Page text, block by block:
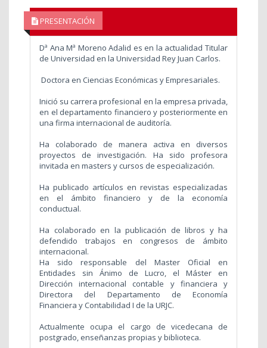
PRESENTACIÓN
Dª Ana Mª Moreno Adalid es en la actualidad Titular
de Universidad en la Universidad Rey Juan Carlos.
Doctora en Ciencias Económicas y Empresariales.
Inició su carrera profesional en la empresa privada,
en el departamento financiero y posteriormente en
una firma internacional de auditoría.
Ha colaborado de manera activa en diversos
proyectos de investigación. Ha sido profesora
invitada en masters y cursos de especialización.
Ha publicado artículos en revistas especializadas
en el ámbito financiero y de la economía
conductual.
Ha colaborado en la publicación de libros y ha
defendido trabajos en congresos de ámbito
internacional.
Ha sido responsable del Master Oficial en
Entidades sin Ánimo de Lucro, el Máster en
Dirección internacional contable y financiera y
Directora del Departamento de Economía
Financiera y Contabilidad I de la URJC.
Actualmente ocupa el cargo de vicedecana de
postgrado, enseñanzas propias y biblioteca.